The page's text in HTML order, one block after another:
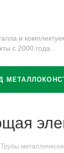
и
с 2000 года.
Трубы